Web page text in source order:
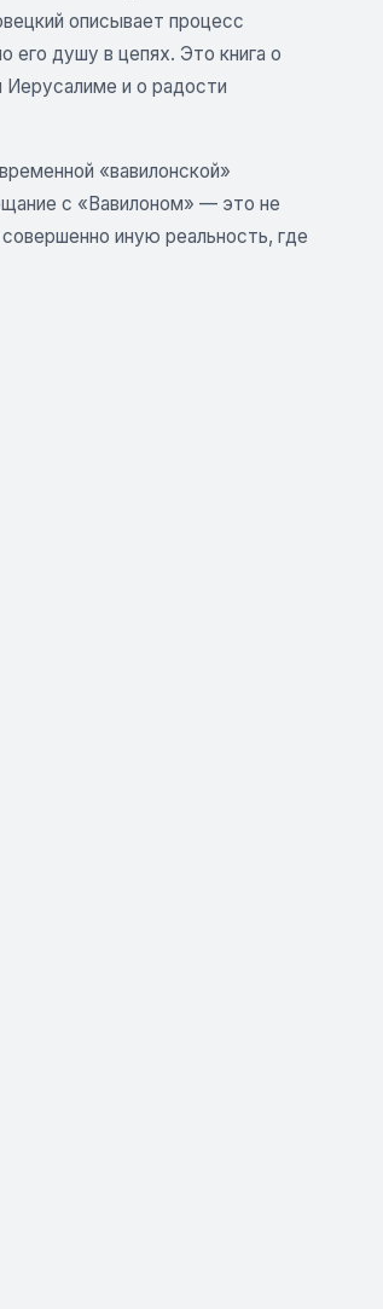
описывает процесс
его душу в цепях. Это книга о
и о радости
«вавилонской»
с «Вавилоном» — это не
иную реальность, где